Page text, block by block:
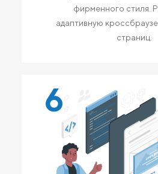
фирменного стиля.
адаптивную
страниц.
6